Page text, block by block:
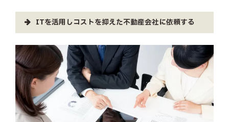
ITを活用しコストを抑えた不動産会社に依頼する